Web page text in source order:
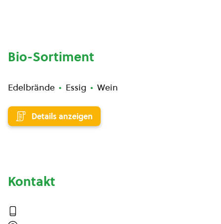
Bio-Sortiment
Edelbrände Essig Wein
Details anzeigen
Kontakt